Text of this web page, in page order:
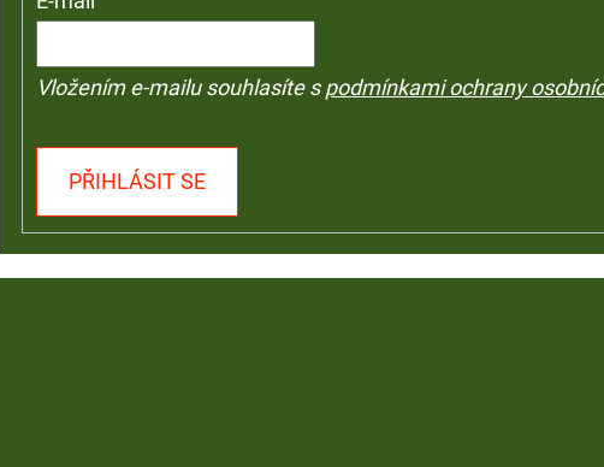
Vložením e-mailu souhlasíte spodmínkami ochrany
PŘIHLÁSIT SE